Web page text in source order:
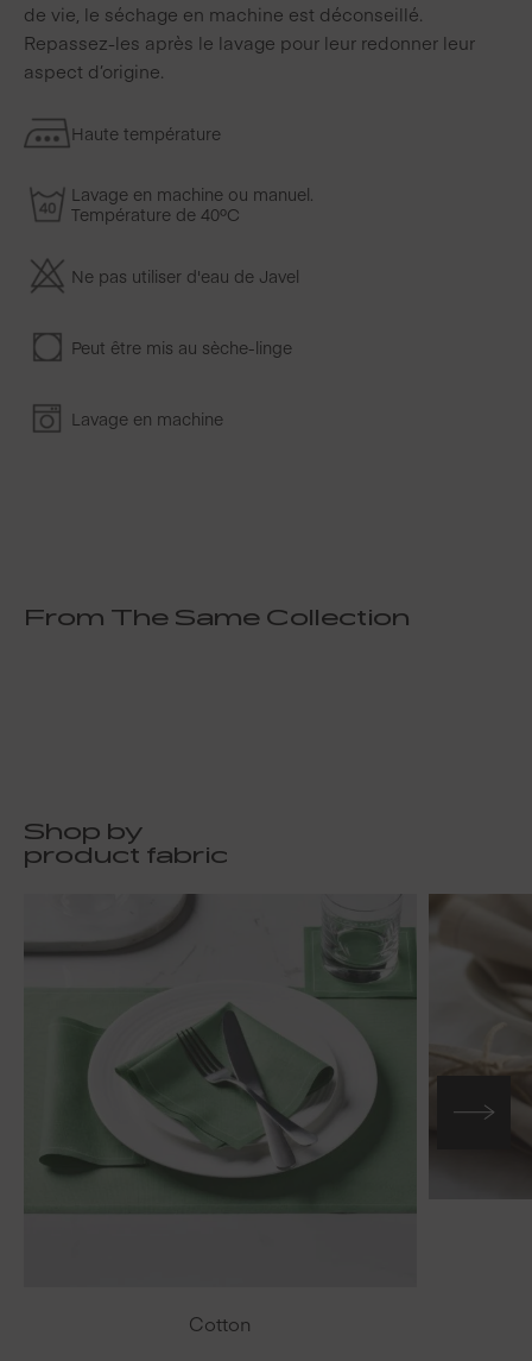
de vie, le séchage en machine est déconseillé.
Repassez-les après le lavage pour leur redonner leur
aspect d’origine.
Haute température
Lavage en machine ou manuel.
Température de 40ºC
Ne pas utiliser d'eau de Javel
Peut être mis au sèche-linge
Lavage en machine
From The Same Collection
Shop by
product fabric
Cotton